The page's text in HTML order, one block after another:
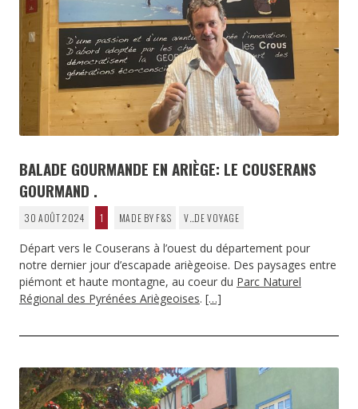
BALADE GOURMANDE EN ARIÈGE: LE COUSERANS
GOURMAND .
30 AOÛT 2024 1 MADE BY F&S V…DE VOYAGE
Départ vers le Couserans à l’ouest du département pour
notre dernier jour d’escapade ariègeoise. Des paysages entre
piémont et haute montagne, au coeur du Parc Naturel
Régional des Pyrénées Ariègeoises. […]